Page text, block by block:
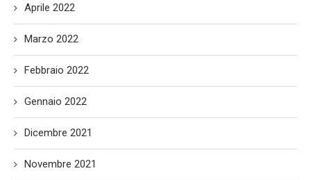
Aprile 2022
Marzo 2022
Febbraio 2022
Gennaio 2022
Dicembre 2021
Novembre 2021